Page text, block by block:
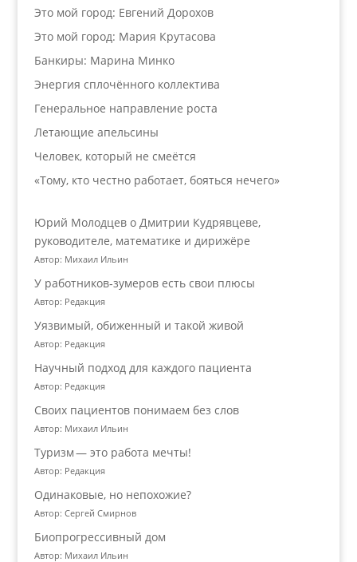
Это мой город: Евгений Дорохов
Это мой город: Мария Крутасова
Банкиры: Марина Минко
Энергия сплочённого коллектива
Генеральное направление роста
Летающие апельсины
Человек, который не смеётся
«Тому, кто честно работает, бояться нечего»
Юрий Молодцев о Дмитрии Кудрявцеве,
руководителе, математике и дирижёре
Автор: Михаил Ильин
У работников‑зумеров есть свои плюсы
Автор: Редакция
Уязвимый, обиженный и такой живой
Автор: Редакция
Научный подход для каждого пациента
Автор: Редакция
Своих пациентов понимаем без слов
Автор: Михаил Ильин
Туризм — это работа мечты!
Автор: Редакция
Одинаковые, но непохожие?
Автор: Сергей Смирнов
Биопрогрессивный дом
Автор: Михаил Ильин